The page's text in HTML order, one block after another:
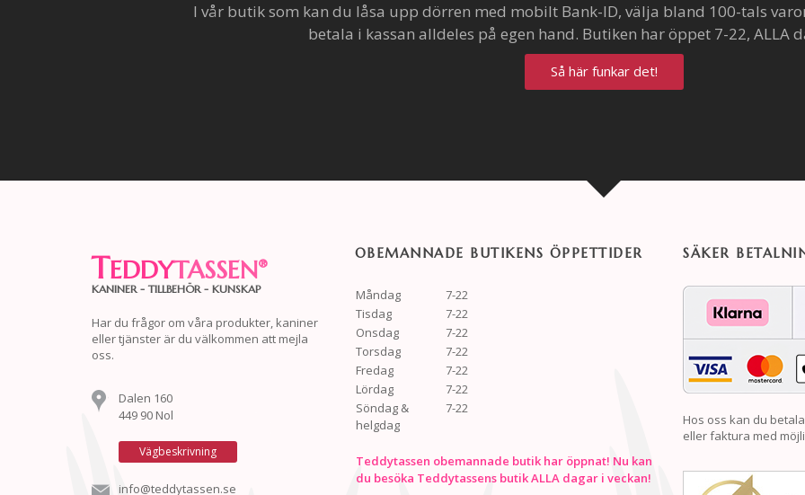
I vår butik som kan du låsa upp dörren med mobilt Bank-ID, välja bland 100-tals
betala i kassan alldeles på egen hand. Butiken har öppet 7-22, ALLA
Så här funkar det!
TEDDYTASSEN®
KANINER - TILLBEHÖR - KUNSKAP
Har du frågor om våra produkter, kaniner
eller tjänster är du välkommen att mejla
oss.
Dalen 160
449 90 Nol
Vägbeskrivning
info@teddytassen.se
OBEMANNADE BUTIKENS ÖPPETTIDER
Måndag
7-22
Tisdag
7-22
Onsdag
7-22
Torsdag
7-22
Fredag
7-22
Lördag
7-22
Söndag &
helgdag
7-22
Teddytassen obemannade butik har öppnat! Nu kan
du besöka Teddytassens butik ALLA dagar i veckan!
SÄKER
Hos oss kan du
eller faktura med